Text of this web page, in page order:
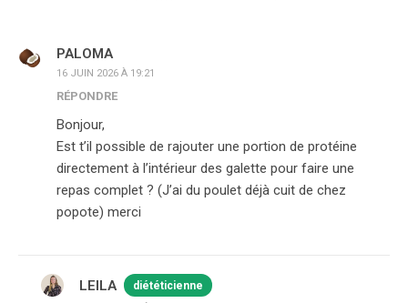
PALOMA
16 JUIN 2026 À 19:21
RÉPONDRE
Bonjour,
Est t’il possible de rajouter une portion de protéine
directement à l’intérieur des galette pour faire une
repas complet ? (J’ai du poulet déjà cuit de chez
popote) merci
LEILA diététicienne